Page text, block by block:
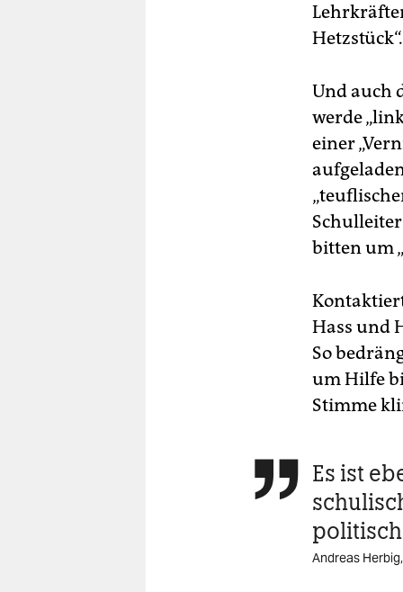
Hetzstück“.
Und auch
werde
einer
bitten um
Hass und
So
um Hilfe
Stimme
 Es ist
Andreas